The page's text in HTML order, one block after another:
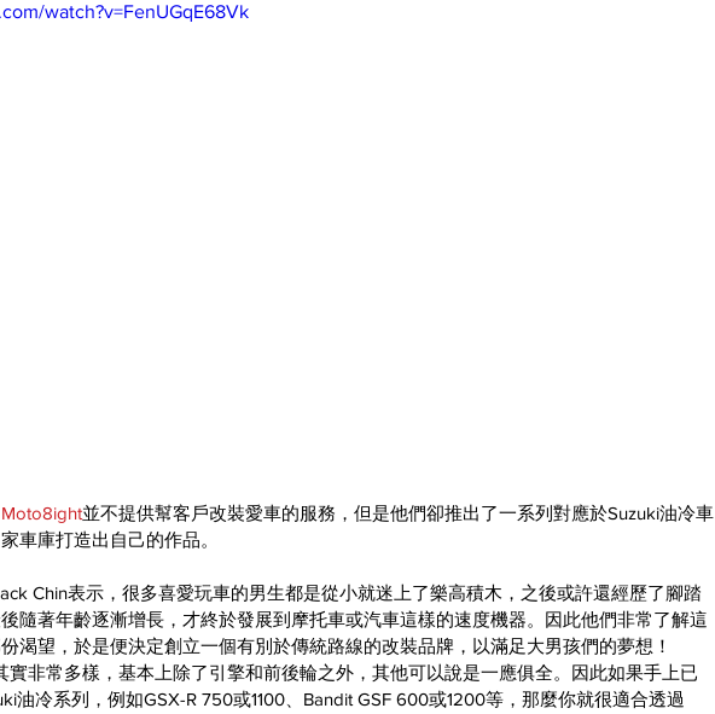
watch?v=FenUGqE68Vk
Moto8ight並不提供幫客戶改裝愛車的服務，但是他們卻推出了一系列對應於Suzuki油冷車
車庫打造出自己的作品。
Chin表示，很多喜愛玩車的男生都是從小就迷上了樂高積木，之後或許還經歷了腳踏
隨著年齡逐漸增長，才終於發展到摩托車或汽車這樣的速度機器。因此他們非常了解這
渴望，於是便決定創立一個有別於傳統路線的改裝品牌，以滿足大男孩們的夢想！
實非常多樣，基本上除了引擎和前後輪之外，其他可以說是一應俱全。因此如果手上已
油冷系列，例如GSX-R 750或1100、Bandit GSF 600或1200等，那麼你就很適合透過